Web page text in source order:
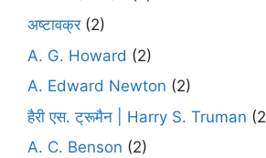
अष्टावक्र(2)
A. G. Howard (2)
A. Edward Newton (2)
हैरी एस. ट्रूमैन | Harry S. Truman
A. C. Benson (2)